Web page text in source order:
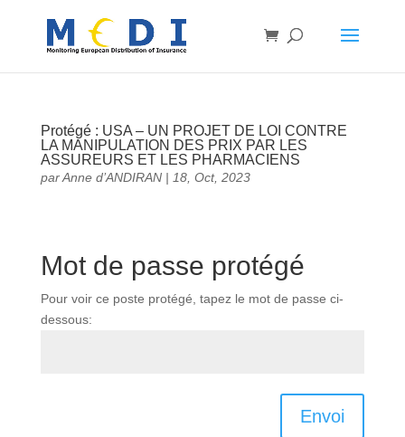
Protégé : USA – UN PROJET DE LOI CONTRE
LA MANIPULATION DES PRIX PAR LES
ASSUREURS ET LES PHARMACIENS
parAnne d’ANDIRAN| 18, Oct, 2023
Mot de passe protégé
Pour voir ce poste protégé, tapez le mot de passe ci-
dessous:
Envoi